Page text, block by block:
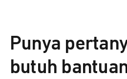
Punya
butuh